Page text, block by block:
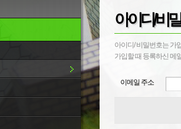
아이디/비
아이디/ 비밀번호는 가
가입할 때 등록하신 메
이메일 주소